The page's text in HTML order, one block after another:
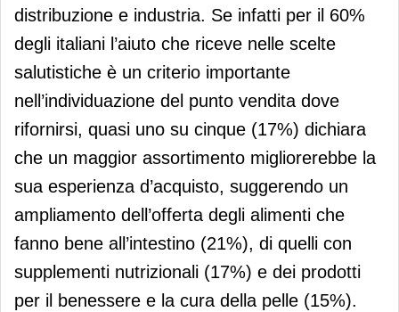
distribuzione e industria. Se infatti per il 60%
degli italiani l’aiuto che riceve nelle scelte
salutistiche è un criterio importante
nell’individuazione del punto vendita dove
rifornirsi, quasi uno su cinque (17%) dichiara
che un maggior assortimento migliorerebbe la
sua esperienza d’acquisto, suggerendo un
ampliamento dell’offerta degli alimenti che
fanno bene all’intestino (21%), di quelli con
supplementi nutrizionali (17%) e dei prodotti
per il benessere e la cura della pelle (15%).